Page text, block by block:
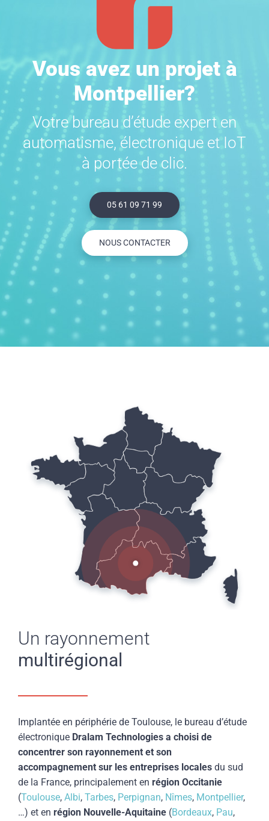
Vous avez un projet à
Montpellier?
Votre bureau d’étude expert en
automatisme, électronique et IoT
à portée de clic.
05 61 09 71 99
NOUS CONTACTER
Un rayonnement
multirégional
Implantée en périphérie de Toulouse, le bureau d’étude
électronique Dralam Technologies a choisi de
concentrer son rayonnement et son
accompagnement sur les entreprises localesdu sud
de la France, principalement en région Occitanie
(Toulouse, Albi, Tarbes, Perpignan, Nîmes, Montpellier,
…) et en région Nouvelle-Aquitaine(Bordeaux, Pau,